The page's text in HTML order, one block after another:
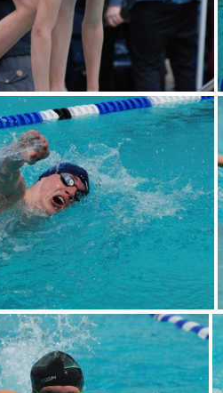
DSC 0080
DSC 0093